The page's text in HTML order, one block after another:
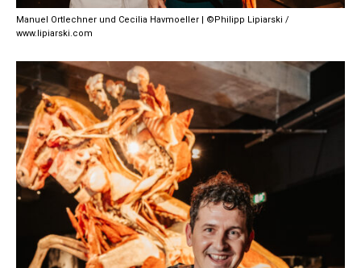
Manuel Ortlechner und Cecilia Havmoeller | ©Philipp Lipiarski /
www.lipiarski.com